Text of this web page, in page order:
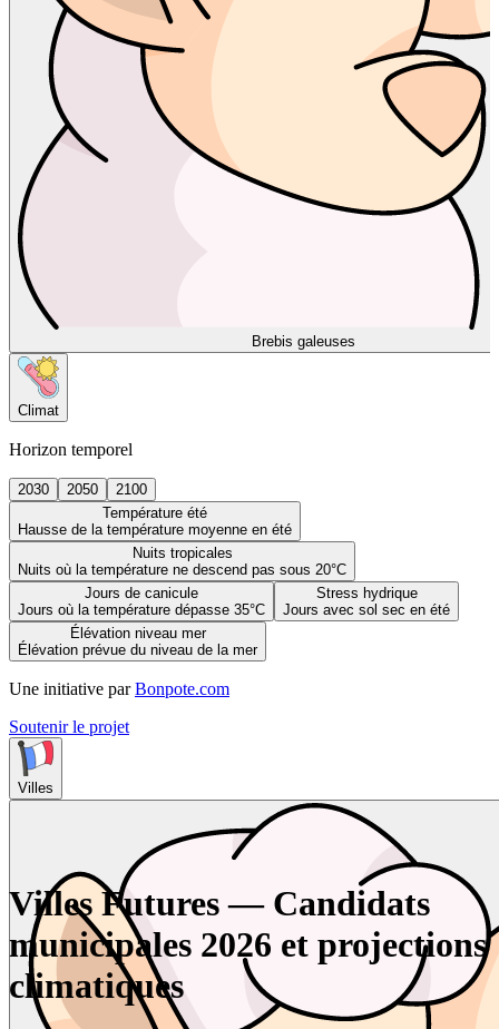
Brebis galeuses
Climat
Horizon temporel
2030 2050
2100
Température été
Hausse de la température moyenne en été
Nuits tropicales
Nuits où la température ne descend pas sous 20°C
Jours de canicule
Jours où la température dépasse 35°C
Stress hydrique
Jours avec sol sec en été
Élévation niveau mer
Élévation prévue du niveau de la mer
Une initiative par Bonpote.com
Soutenir le projet
Villes
Villes Futures — Candidats
municipales 2026 et projections
climatiques